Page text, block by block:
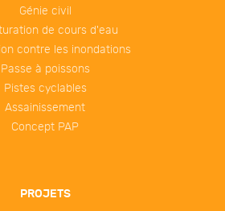
Génie civil
de cours d'eau
contre les inondations
Passe à poissons
Pistes cyclables
Assainissement
Concept PAP
PROJETS